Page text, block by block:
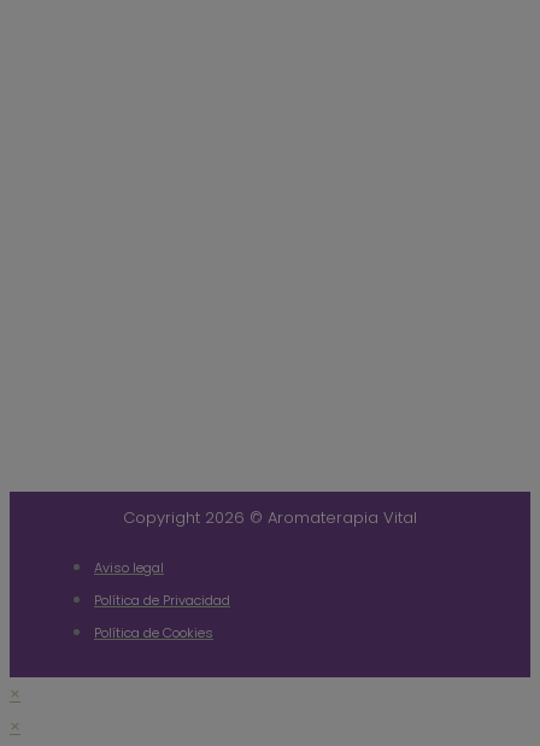
Copyright 2026 © Aromaterapia Vital
Aviso legal
Política de Privacidad
Política de Cookies
×
×